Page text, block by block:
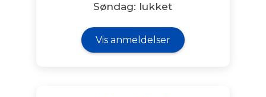
Søndag: lukket
Vis anmeldelser